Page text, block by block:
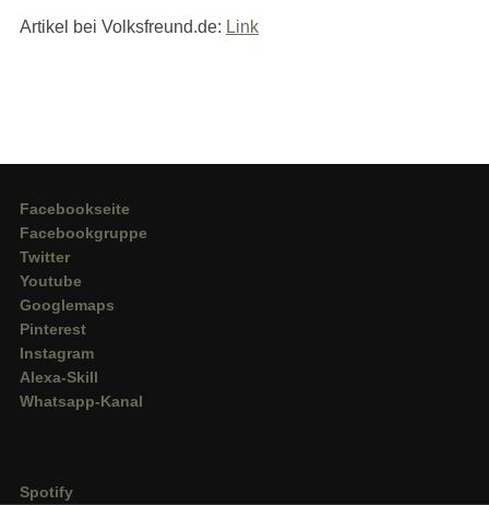
Artikel bei Volksfreund.de: Link
Facebookseite
Facebookgruppe
Twitter
Youtube
Googlemaps
Pinterest
Instagram
Alexa-Skill
Whatsapp-Kanal
Spotify